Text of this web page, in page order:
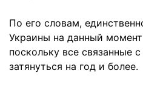
По его словам,
Украины на данный
поскольку все связанные
затянуться на год и более.